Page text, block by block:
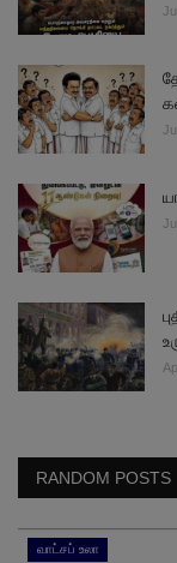
RANDOM POSTS
வாட்சப் உலா